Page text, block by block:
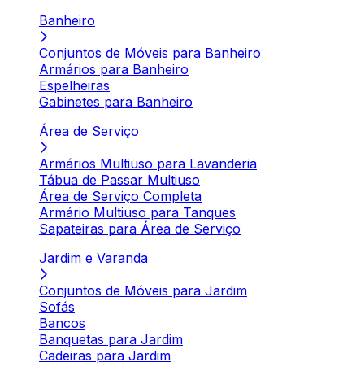
Banheiro
Conjuntos de Móveis para Banheiro
Armários para Banheiro
Espelheiras
Gabinetes para Banheiro
Área de Serviço
Armários Multiuso para Lavanderia
Tábua de Passar Multiuso
Área de Serviço Completa
Armário Multiuso para Tanques
Sapateiras para Área de Serviço
Jardim e Varanda
Conjuntos de Móveis para Jardim
Sofás
Bancos
Banquetas para Jardim
Cadeiras para Jardim